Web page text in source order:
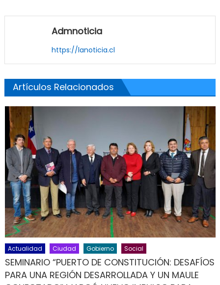
Admnoticia
https://lanoticia.cl
Artículos Relacionados
Actualidad Ciudad Gobierno Social
SEMINARIO “PUERTO DE CONSTITUCIÓN: DESAFÍOS
PARA UNA REGIÓN DESARROLLADA Y UN MAULE